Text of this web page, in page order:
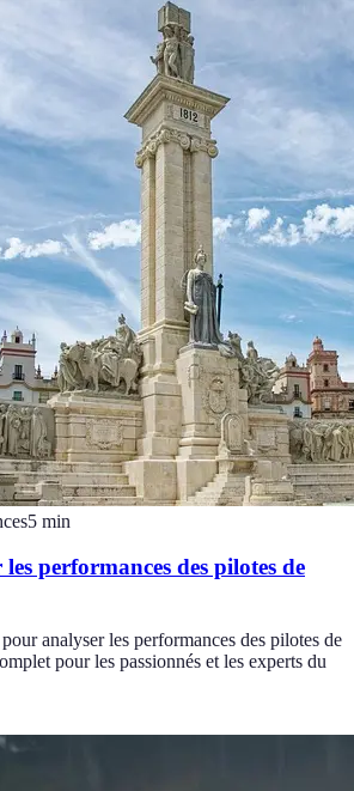
5 min
performances des pilotes de
analyser les performances des pilotes de
pour les passionnés et les experts du